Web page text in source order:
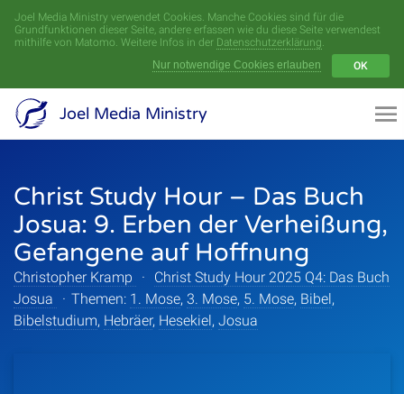
Joel Media Ministry verwendet Cookies. Manche Cookies sind für die
Grundfunktionen dieser Seite, andere erfassen wie du diese Seite verwendest
mithilfe von Matomo. Weitere Infos in der Datenschutzerklärung.
Nur notwendige Cookies erlauben
OK
Joel Media Ministry
Christ Study Hour – Das Buch
Josua: 9. Erben der Verheißung,
Gefangene auf Hoffnung
Christopher Kramp ·
Christ Study Hour 2025 Q4: Das Buch
Josua
· Themen: 1. Mose, 3. Mose, 5. Mose, Bibel,
Bibelstudium, Hebräer, Hesekiel, Josua
Menü
Videoarchiv
Serien
Sprecher
Themen